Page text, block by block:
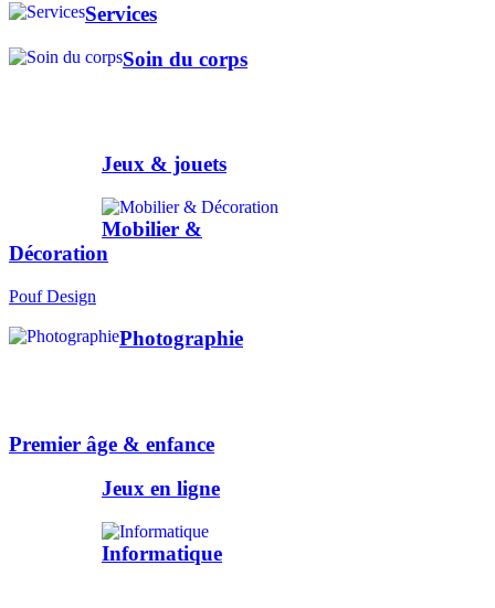
Services
Soin du corps
Jeux & jouets
Mobilier &
Décoration
Pouf Design
Photographie
Premier âge & enfance
Jeux en ligne
Informatique